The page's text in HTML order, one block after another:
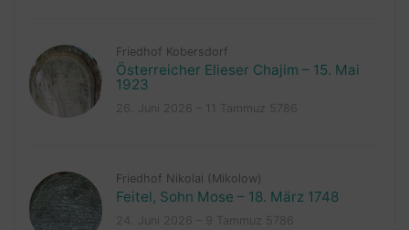
Friedhof Kobersdorf
Österreicher Elieser Chajim – 15. Mai
1923
Friedhof Nikolai (Mikolow)
Feitel, Sohn Mose – 18. März 1748